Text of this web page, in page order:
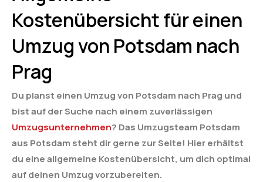
Kostenübersicht für einen
Umzug von Potsdam nach
Prag
Du planst einen Umzug von Potsdam nach Prag und
bist auf der Suche nach einem zuverlässigen
Umzugsunternehmen? Das Umzugsteam Potsdam
aus Potsdam steht dir gerne zur Seite! Hier erhältst
du eine allgemeine Kostenübersicht, um dich optimal
auf deinen Umzug vorzubereiten.